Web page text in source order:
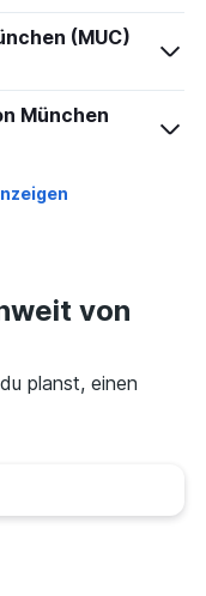
(MUC)
München
von
planst, einen